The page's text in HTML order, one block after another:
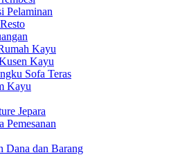
Pelaminan
Kayu
Kayu
Sofa Teras
Kayu
Jepara
Pemesanan
Dana dan Barang